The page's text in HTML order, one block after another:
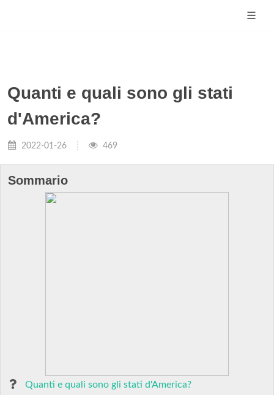
Quanti e quali sono gli stati
d'America?
2022-01-26 469
Sommario
Quanti e quali sono gli stati d'America?